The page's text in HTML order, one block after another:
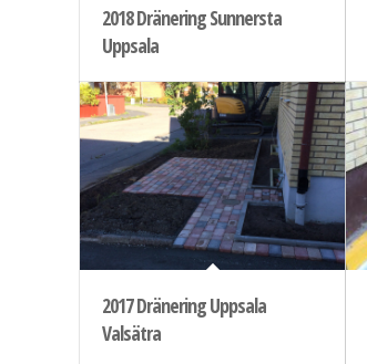
2018 Dränering Sunnersta
Uppsala
2017 Dränering Uppsala
Valsätra